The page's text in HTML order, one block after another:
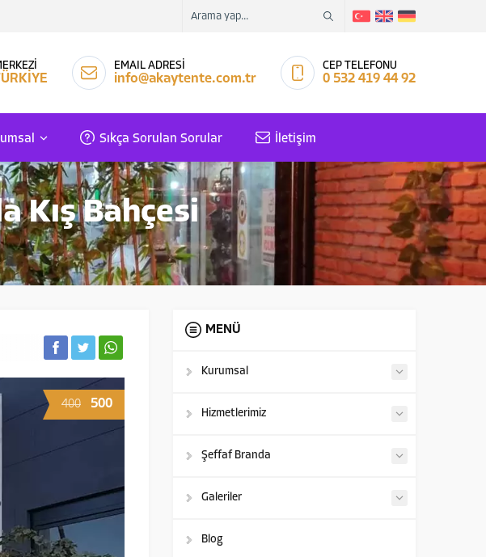
EMAIL ADRESİ
info@akaytente.com.tr
CEP TELEFONU
0 532 419 44 92
Sıkça Sorulan Sorular İletişim
Kış Bahçesi
400 500
MENÜ
Kurumsal
Hizmetlerimiz
Şeffaf Branda
Galeriler
Blog